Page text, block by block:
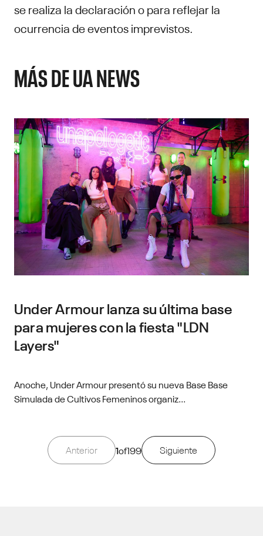
se realiza la declaración o para reflejar la
ocurrencia de eventos imprevistos.
MÁS DE UA NEWS
Under Armour lanza su última base
para mujeres con la fiesta "LDN
Layers"
Anoche, Under Armour presentó su nueva Base Base
Simulada de Cultivos Femeninos organiz...
Anterior 1of199 Siguiente